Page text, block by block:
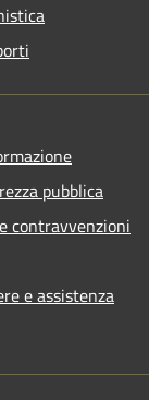
pubblica
contravvenzioni
e assistenza